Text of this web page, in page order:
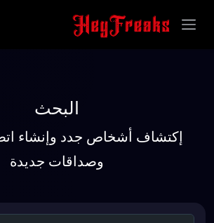
البحث
إكتشاف أشخاص جدد وإنشاء
وصداقات جديدة